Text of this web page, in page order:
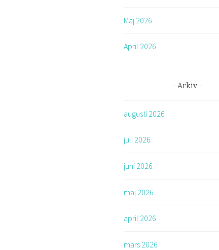
Maj 2026
April 2026
Arkiv
augusti 2026
juli 2026
juni 2026
maj 2026
april 2026
mars 2026